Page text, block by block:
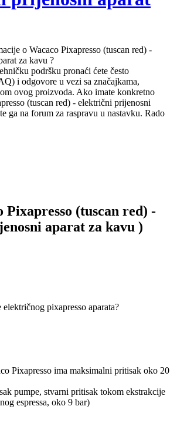
o Wacaco Pixapresso (tuscan red) -
za kavu ?
podršku pronaći ćete često
i odgovore u vezi sa značajkama,
ovog proizvoda. Ako imate konkretno
(tuscan red) - električni prijenosni
ga na forum za raspravu u nastavku. Rado
Pixapresso (tuscan red) -
aparat za kavu )
pixapresso aparata?
Pixapresso ima maksimalni pritisak oko 20
pumpe, stvarni pritisak tokom ekstrakcije
espressa, oko 9 bar)